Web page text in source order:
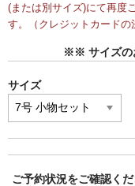
(または別サイズ)にて再度
す。（クレジットカードの
※※ サイズの
サイズ
ご予約状況をご確認く